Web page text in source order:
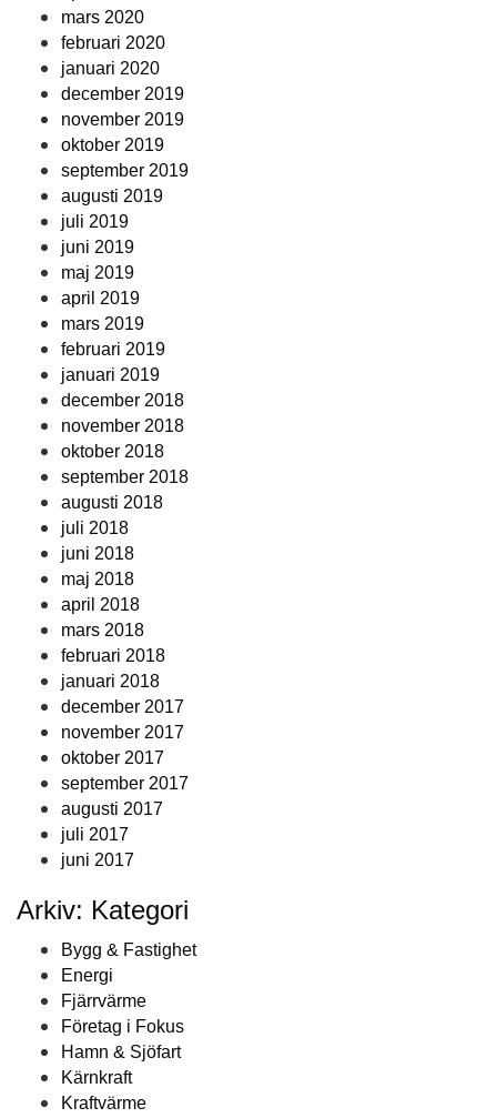
mars 2020
februari 2020
januari 2020
december 2019
november 2019
oktober 2019
september 2019
augusti 2019
juli 2019
juni 2019
maj 2019
april 2019
mars 2019
februari 2019
januari 2019
december 2018
november 2018
oktober 2018
september 2018
augusti 2018
juli 2018
juni 2018
maj 2018
april 2018
mars 2018
februari 2018
januari 2018
december 2017
november 2017
oktober 2017
september 2017
augusti 2017
juli 2017
juni 2017
Arkiv: Kategori
Bygg & Fastighet
Energi
Fjärrvärme
Företag i Fokus
Hamn & Sjöfart
Kärnkraft
Kraftvärme